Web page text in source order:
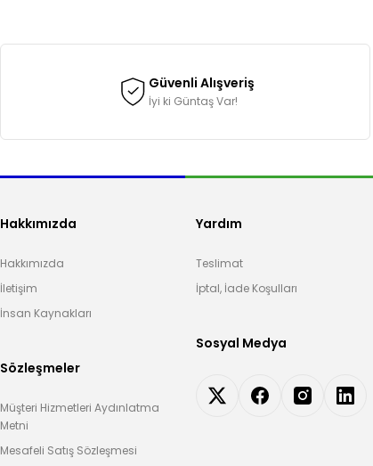
Güvenli Alışveriş
İyi ki Güntaş Var!
Hakkımızda
Hakkımızda
İletişim
İnsan Kaynakları
Sözleşmeler
Müşteri Hizmetleri Aydınlatma
Metni
Mesafeli Satış Sözleşmesi
Yardım
Teslimat
İptal, İade Koşulları
Sosyal Medya